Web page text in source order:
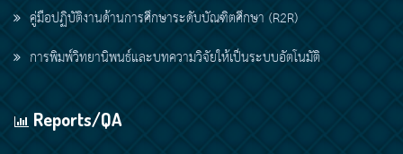
คู่มือปฏิบัติงานด้านการศึกษาระดับบัณฑิตศึกษา (R2R)
การพิมพ์วิทยานิพนธ์และบทความวิจัยให้เป็นระบบอัตโนมัติ
Reports/QA